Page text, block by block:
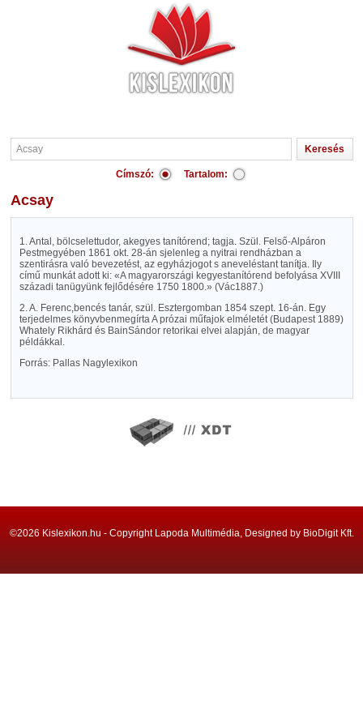
Címszó: Tartalom:
Acsay
1. Antal, bölcselettudor, akegyes tanítórend; tagja. Szül. Felső-Alpáron
Pestmegyében 1861 okt. 28-án sjelenleg a nyitrai rendházban a
szentirásra való bevezetést, az egyházjogot s aneveléstant tanítja. Ily
című munkát adott ki: «A magyarországi kegyestanítórend befolyása XVIII
századi tanügyünk fejlődésére 1750 1800.» (Vác1887.)
2. A. Ferenc,bencés tanár, szül. Esztergomban 1854 szept. 16-án. Egy
terjedelmes könyvbenmegírta A prózai műfajok elméletét (Budapest 1889)
Whately Rikhárd és BainSándor retorikai elvei alapján, de magyar
példákkal.
Forrás: Pallas Nagylexikon
©2026 Kislexikon.hu - Copyright Lapoda Multimédia, Designed by BioDigit Kft.